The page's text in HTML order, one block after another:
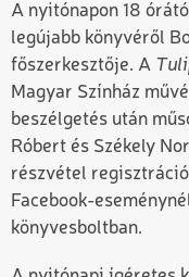
A nyitónapon 18
legújabb könyvéről
főszerkesztője. A
Magyar Színház
beszélgetés után
Róbert és Székely
részvétel
Facebook-
könyvesboltban.